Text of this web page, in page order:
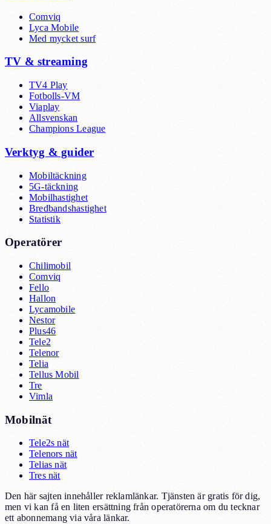
Comviq
Lyca Mobile
Med mycket surf
TV & streaming
TV4 Play
Fotbolls-VM
Viaplay
Allsvenskan
Champions League
Verktyg & guider
Mobiltäckning
5G-täckning
Mobilhastighet
Bredbandshastighet
Statistik
Operatörer
Chilimobil
Comviq
Fello
Hallon
Lycamobile
Nestor
Plus46
Tele2
Telenor
Telia
Tellus Mobil
Tre
Vimla
Mobilnät
Tele2s nät
Telenors nät
Telias nät
Tres nät
Den här sajten innehåller reklamlänkar. Tjänsten är gratis för dig,
men vi kan få en liten ersättning från operatörerna om du tecknar
ett abonnemang via våra länkar.